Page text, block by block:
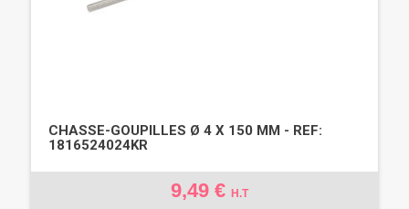
CHASSE-GOUPILLES Ø 4 X 150 MM - REF:
1816524024KR
9,49 € H.T